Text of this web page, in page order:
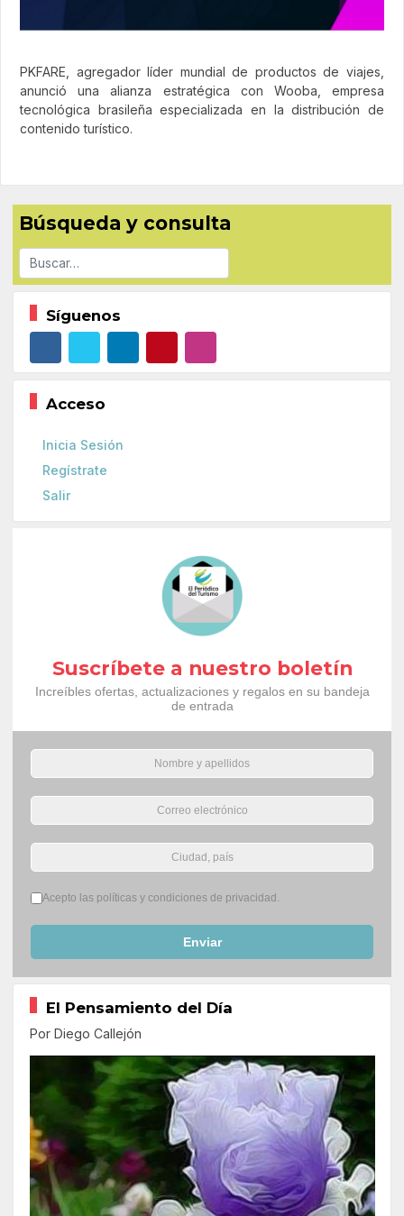
PKFARE, agregador líder mundial de productos de viajes,
anunció una alianza estratégica con Wooba, empresa
tecnológica brasileña especializada en la distribución de
contenido turístico.
Búsqueda y consulta
Buscar
Síguenos
Acceso
Inicia Sesión
Regístrate
Salir
Suscríbete a nuestro boletín
Increíbles ofertas, actualizaciones y regalos en su bandeja
de entrada
Términos del servicio*
Acepto las políticas y condiciones de privacidad.
Enviar
El Pensamiento del Día
Por Diego Callejón